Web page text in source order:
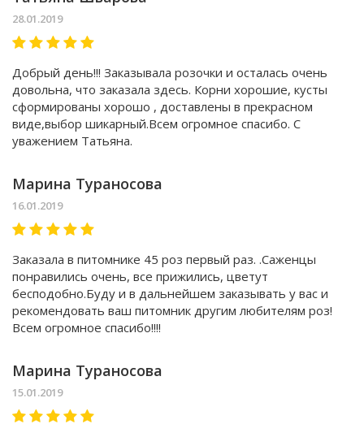
28.01.2019
Добрый день!!! Заказывала розочки и осталась очень
довольна, что заказала здесь. Корни хорошие, кусты
сформированы хорошо , доставлены в прекрасном
виде,выбор шикарный.Всем огромное спасибо. С
уважением Татьяна.
Марина Тураносова
16.01.2019
Заказала в питомнике 45 роз первый раз. .Саженцы
понравились очень, все прижились, цветут
бесподобно.Буду и в дальнейшем заказывать у вас и
рекомендовать ваш питомник другим любителям роз!
Всем огромное спасибо!!!!
Марина Тураносова
15.01.2019